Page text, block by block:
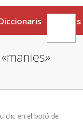
Eines
clic en el botó de